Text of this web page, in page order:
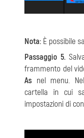
Nota: È possibile
Passaggio 5.
frammento del
As nel menu.
cartella in cui
impostazioni di